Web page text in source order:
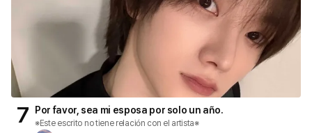
7 Por favor, sea mi esposa por solo un año.
※Este escrito no tiene relación con el artista※